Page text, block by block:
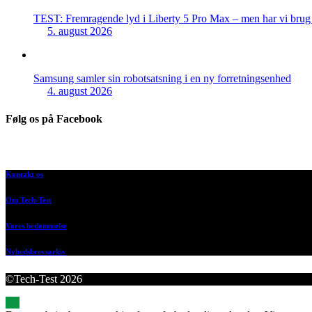
TEST: Fremragende lyd i Liberty 5 Pro Max – men har vi brug
5. august 2026
Samsung samler sin robotsatsning i en ny forretningsenhed
4. august 2026
Følg os på Facebook
Kontakt os
Om Tech-Test
Vores bedømmelse
Nyhedsbrevsarkiv
©Tech-Test 2026